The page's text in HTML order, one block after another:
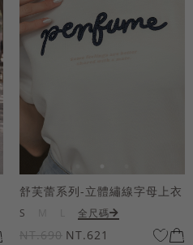
舒芙蕾系列-立體繡線字母上衣
S 全尺碼
NT.690 NT.621